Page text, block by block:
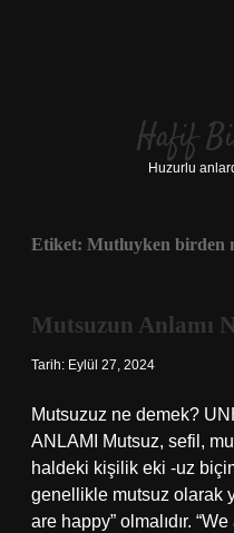
Hafif
Huzurlu
Etiket: Mutluyken birden
Mutsuzun Anlamı
Tarih: Eylül 27, 2024
Mutsuzuz ne demek?
ANLAMI Mutsuz, sefil,
haldeki kişilik eki -uz
genellikle mutsuz olarak
are happy” olmalıdır.